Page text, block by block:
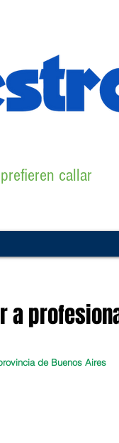
callar
a
de Buenos Aires